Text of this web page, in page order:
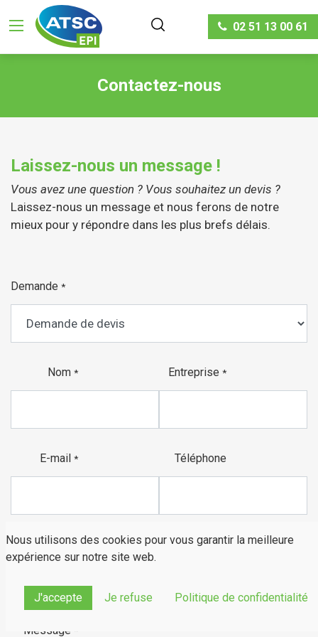
02 51 13 00 61
Contactez-nous
Laissez-nous un message !
Vous avez une question ? Vous souhaitez un devis ?
Laissez-nous un message et nous ferons de notre
mieux pour y répondre dans les plus brefs délais.
Demande *
Nom * Entreprise *
E-mail * Téléphone
Objet *
Message *
Nous utilisons des cookies pour vous garantir la meilleure
expérience sur notre site web.
J'accepte Je refuse Politique de confidentialité